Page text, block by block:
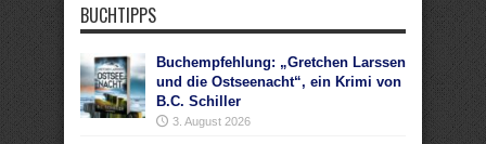
BUCHTIPPS
Buchempfehlung: „Gretchen Larssen
und die Ostseenacht“, ein Krimi von
B.C. Schiller
3. August 2026